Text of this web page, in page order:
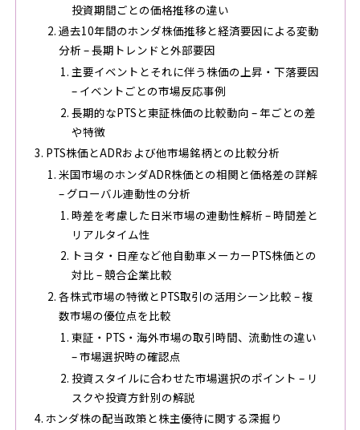
投資期間ごとの価格推移の違い
過去10年間のホンダ株価推移と経済要因による変動
分析 – 長期トレンドと外部要因
主要イベントとそれに伴う株価の上昇・下落要因
– イベントごとの市場反応事例
長期的なPTSと東証株価の比較動向 – 年ごとの差
や特徴
PTS株価とADRおよび他市場銘柄との比較分析
米国市場のホンダADR株価との相関と価格差の詳解
– グローバル連動性の分析
時差を考慮した日米市場の連動性解析 – 時間差と
リアルタイム性
トヨタ・日産など他自動車メーカーPTS株価との
対比 – 競合企業比較
各株式市場の特徴とPTS取引の活用シーン比較 – 複
数市場の優位点を比較
東証・PTS・海外市場の取引時間、流動性の違い
– 市場選択時の確認点
投資スタイルに合わせた市場選択のポイント – リ
スクや投資方針別の解説
ホンダ株の配当政策と株主優待に関する深掘り